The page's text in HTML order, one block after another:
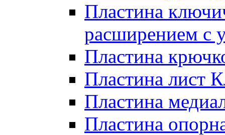
Пластина
расширением с
Пластина
Пластина лист
Пластина
Пластина